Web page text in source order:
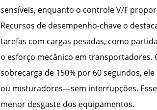
sensíveis, enquanto o controle V/F
Recursos de desempenho-chave o
tarefas com cargas pesadas, como
o esforço mecânico em transportadores.
sobrecarga de 150% por 60 segundos,
ou misturadores—sem interrupções.
menor desgaste dos equipamentos.